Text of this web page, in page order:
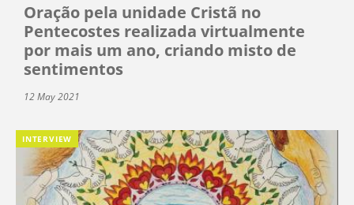
Oração pela unidade Cristã no
Pentecostes realizada virtualmente
por mais um ano, criando misto de
sentimentos
12 May 2021
INTERVIEW